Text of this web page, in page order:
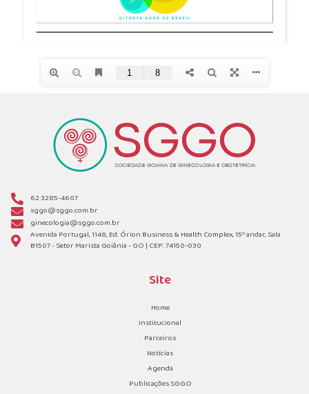
62 3285-4607
sggo@sggo.com.br
ginecologia@sggo.com.br
Avenida Portugal, 1148, Ed. Órion Business & Health Complex, 15º andar, Sala
B1507 - Setor Marista Goiânia - GO | CEP: 74150-030
Site
Home
Institucional
Parceiros
Notícias
Agenda
Publicações SGGO